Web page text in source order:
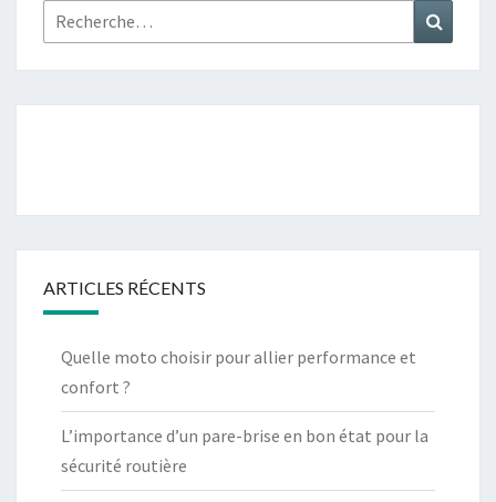
Rechercher :
ARTICLES RÉCENTS
Quelle moto choisir pour allier performance et
confort ?
L’importance d’un pare-brise en bon état pour la
sécurité routière